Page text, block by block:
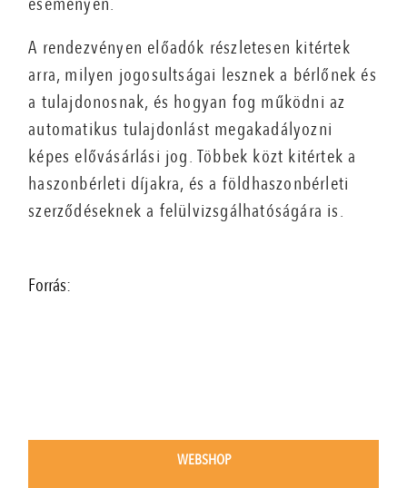
A rendezvényen előadók részletesen kitértek
arra, milyen jogosultságai lesznek a bérlőnek és
a tulajdonosnak, és hogyan fog működni az
automatikus tulajdonlást megakadályozni
képes elővásárlási jog. Többek közt kitértek a
haszonbérleti díjakra, és a földhaszonbérleti
szerződéseknek a felülvizsgálhatóságára is.
Forrás:
WEBSHOP